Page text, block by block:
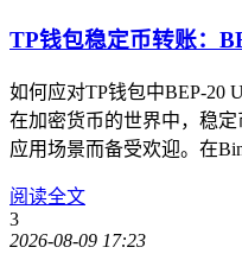
TP钱包稳定币转账：
如何应对TP钱包中BEP-20
在加密货币的世界中，稳
应用场景而备受欢迎。在
阅读全文
3
2026-08-09 17:23